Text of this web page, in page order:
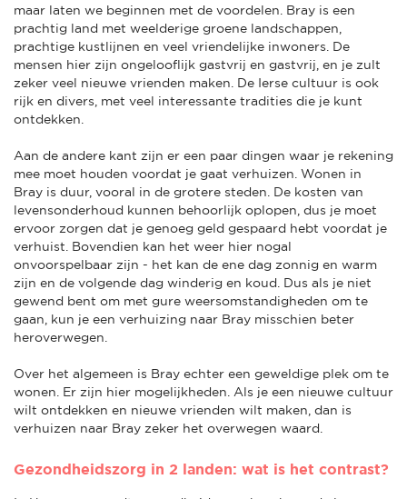
maar laten we beginnen met de voordelen. Bray is een
prachtig land met weelderige groene landschappen,
prachtige kustlijnen en veel vriendelijke inwoners. De
mensen hier zijn ongelooflijk gastvrij en gastvrij, en je zult
zeker veel nieuwe vrienden maken. De Ierse cultuur is ook
rijk en divers, met veel interessante tradities die je kunt
ontdekken.
Aan de andere kant zijn er een paar dingen waar je rekening
mee moet houden voordat je gaat verhuizen. Wonen in
Bray is duur, vooral in de grotere steden. De kosten van
levensonderhoud kunnen behoorlijk oplopen, dus je moet
ervoor zorgen dat je genoeg geld gespaard hebt voordat je
verhuist. Bovendien kan het weer hier nogal
onvoorspelbaar zijn - het kan de ene dag zonnig en warm
zijn en de volgende dag winderig en koud. Dus als je niet
gewend bent om met gure weersomstandigheden om te
gaan, kun je een verhuizing naar Bray misschien beter
heroverwegen.
Over het algemeen is Bray echter een geweldige plek om te
wonen. Er zijn hier mogelijkheden. Als je een nieuwe cultuur
wilt ontdekken en nieuwe vrienden wilt maken, dan is
verhuizen naar Bray zeker het overwegen waard.
Gezondheidszorg in 2 landen: wat is het contrast?